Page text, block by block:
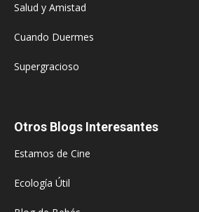
Salud y Amistad
Cuando Duermes
Supergracioso
Otros Blogs Interesantes
Estamos de Cine
Ecología Útil